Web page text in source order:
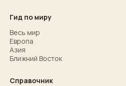
Гид по миру
Весь мир
Европа
Азия
Ближний Восток
Справочник